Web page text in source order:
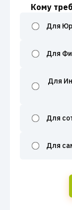
Кому
Для
Для
Для
Для
Для